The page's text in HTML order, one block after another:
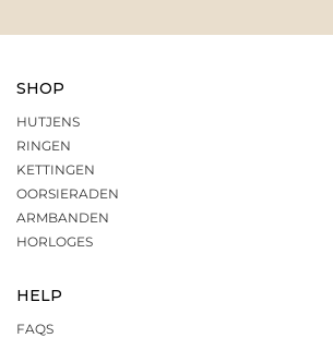
SHOP
HUTJENS
RINGEN
KETTINGEN
OORSIERADEN
ARMBANDEN
HORLOGES
HELP
FAQS